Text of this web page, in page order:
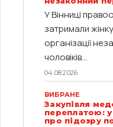
У Вінниці
затримали
організації
чоловіків...
04.08.2026
ВИБРАНЕ
Закупівля
переплатою: у
про підозру